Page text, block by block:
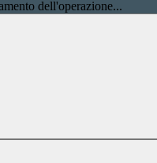
dell'operazione...